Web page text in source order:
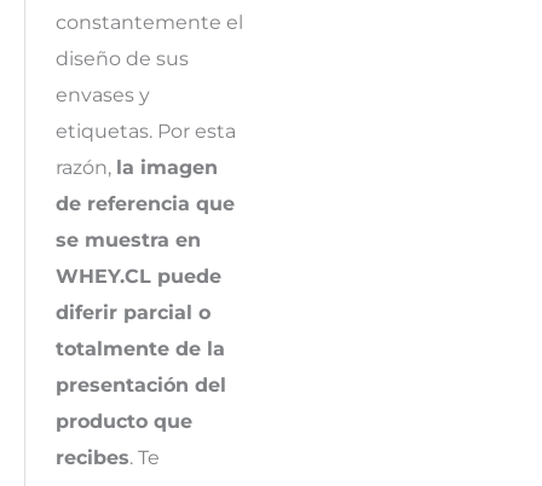
constantemente el
diseño de sus
envases y
etiquetas. Por esta
razón, la imagen
de referencia que
se muestra en
WHEY.CL puede
diferir parcial o
totalmente de la
presentación del
producto que
recibes. Te